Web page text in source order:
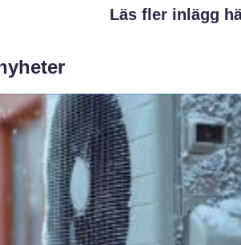
Läs fler inlägg